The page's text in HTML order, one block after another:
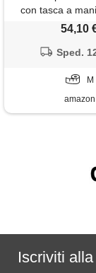
con tasca a
leggera e54,10
Sped.
M
amazon
Iscriviti